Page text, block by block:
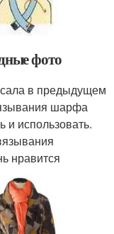
фото
в предыдущем
шарфа
и использовать.
нравится